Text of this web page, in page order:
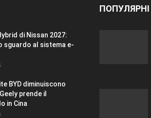
di Nissan 2027:
sguardo al sistema e-
BYD diminuiscono
prende il
in Cina